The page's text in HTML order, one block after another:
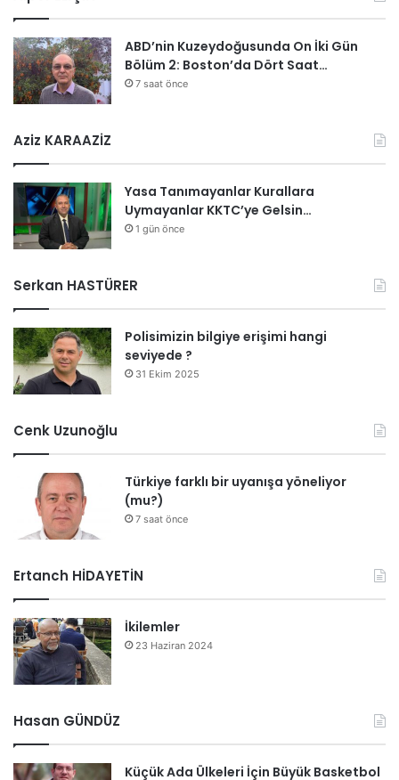
ABD’nin Kuzeydoğusunda On İki Gün
Bölüm 2: Boston’da Dört Saat…
7 saat önce
Aziz KARAAZİZ
Yasa Tanımayanlar Kurallara
Uymayanlar KKTC’ye Gelsin…
1 gün önce
Serkan HASTÜRER
Polisimizin bilgiye erişimi hangi
seviyede ?
31 Ekim 2025
Cenk Uzunoğlu
Türkiye farklı bir uyanışa yöneliyor
(mu?)
7 saat önce
Ertanch HİDAYETİN
İkilemler
23 Haziran 2024
Hasan GÜNDÜZ
Küçük Ada Ülkeleri İçin Büyük Basketbol